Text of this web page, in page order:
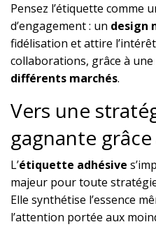
Pensez l’étiquette comme
d’engagement : un design
fidélisation et attire
collaborations, grâce à une
différents marchés.
Vers une
gagnante
L’étiquette adhésive
majeur pour toute
Elle synthétise l’essence
l’attention portée aux